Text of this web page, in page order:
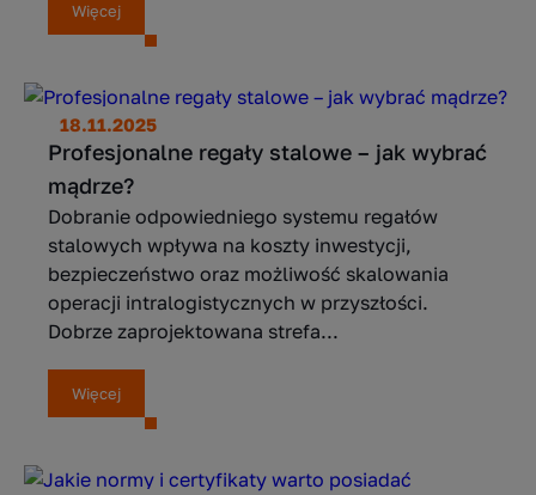
Więcej
18.11.2025
Profesjonalne regały stalowe – jak wybrać
mądrze?
Dobranie odpowiedniego systemu regałów
stalowych wpływa na koszty inwestycji,
bezpieczeństwo oraz możliwość skalowania
operacji intralogistycznych w przyszłości.
Dobrze zaprojektowana strefa...
Więcej